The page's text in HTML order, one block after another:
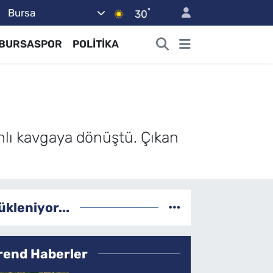
Bursa 30°
POLİTİKA
kavgaya dönüştü. Çıkan
Haberler